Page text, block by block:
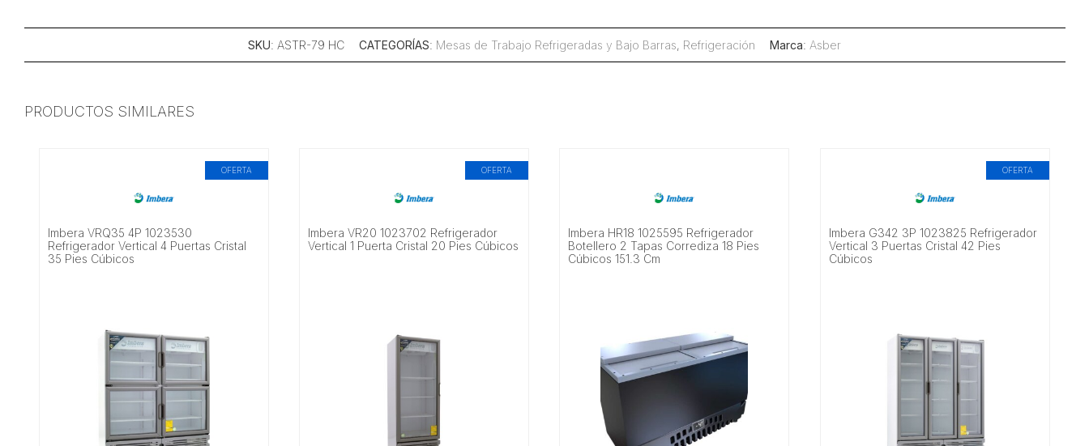
SKU: ASTR-79 HC CATEGORÍAS: Mesas de Trabajo Refrigeradas y Bajo Barras, Refrigeración Marca: Asber
PRODUCTOS SIMILARES
OFERTA
Imbera VRQ35 4P 1023530
Refrigerador Vertical 4 Puertas Cristal
35 Pies Cúbicos
OFERTA
Imbera VR20 1023702 Refrigerador
Vertical 1 Puerta Cristal 20 Pies Cúbicos
Imbera HR18 1025595 Refrigerador
Botellero 2 Tapas Corrediza 18 Pies
Cúbicos 151.3 Cm
OFERTA
Imbera G342 3P 1023825 Refrigerador
Vertical 3 Puertas Cristal 42 Pies
Cúbicos